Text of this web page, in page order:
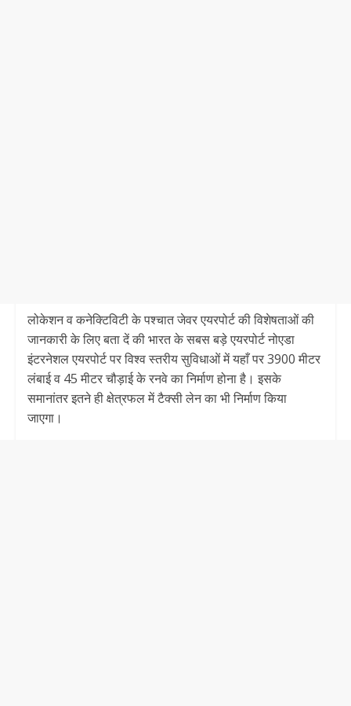
लोकेशन व कनेक्टिविटी के पश्चात जेवर एयरपोर्ट की विशेषताओं की
जानकारी के लिए बता दें की भारत के सबस बड़े एयरपोर्ट नोएडा
इंटरनेशल एयरपोर्ट पर विश्व स्तरीय सुविधाओं में यहाँ पर 3900 मीटर
लंबाई व 45 मीटर चौड़ाई के रनवे का निर्माण होना है। इसके
समानांतर इतने ही क्षेत्रफल में टैक्सी लेन का भी निर्माण किया
जाएगा।